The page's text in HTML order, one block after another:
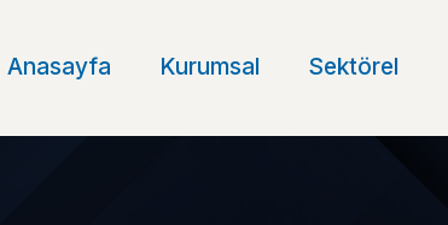
Anasayfa Kurumsal Sektörel